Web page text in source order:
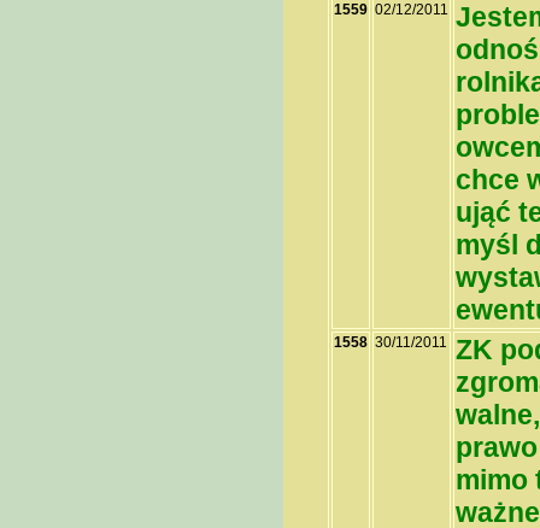
1559 02/12/2011
chce
ująć
myśl
1558 30/11/2011 ZK
mimo